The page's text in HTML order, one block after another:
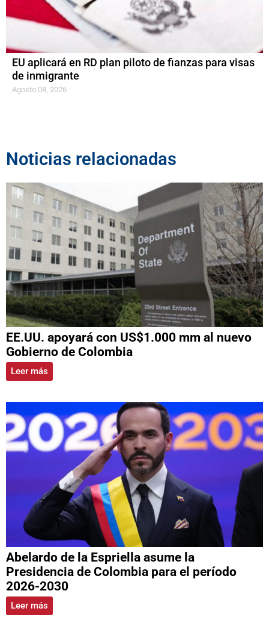
EU aplicará en RD plan piloto de fianzas para visas
de inmigrante
Agosto 08, 2026
Noticias relacionadas
EE.UU. apoyará con US$1.000 mm al nuevo
Gobierno de Colombia
Leer más
Abelardo de la Espriella asume la
Presidencia de Colombia para el período
2026-2030
Leer más